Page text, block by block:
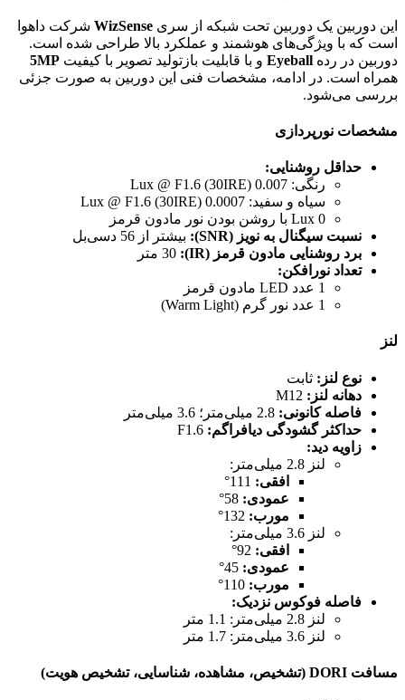
این دوربین یک دوربین تحت شبکه از سری WizSense شرکت داهوا
است که با ویژگی‌های هوشمند و عملکرد بالا طراحی شده است.
دوربین در رده Eyeball و با قابلیت بازتولید تصویر با کیفیت 5MP
همراه است. در ادامه، مشخصات فنی این دوربین به صورت جزئی
بررسی می‌شود.
مشخصات نورپردازی
حداقل روشنایی:
رنگی: 0.007 Lux @ F1.6 (30IRE)
سیاه و سفید: 0.0007 Lux @ F1.6 (30IRE)
0 Lux با روشن بودن نور مادون قرمز
نسبت سیگنال به نویز (SNR):
بیشتر از 56 دسی‌بل
برد روشنایی مادون قرمز (IR):
تعداد نورافکن:
1 عدد LED مادون قرمز
1 عدد نور گرم (Warm Light)
لنز
نوع لنز: ثابت
دهانه لنز:
فاصله کانونی:
حداکثر گشودگی دیافراگم:
زاویه دید:
لنز 2.8 میلی‌متر:
افقی:
عمودی:
مورب:
لنز 3.6 میلی‌متر:
افقی:
عمودی:
مورب:
فاصله فوکوس نزدیک:
لنز 2.8 میلی‌متر: 1.1 متر
لنز 3.6 میلی‌متر: 1.7 متر
مسافت DORI (تشخیص، مشاهده، شناسایی، تشخیص هویت)